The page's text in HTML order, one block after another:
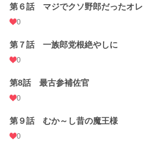
第６話 マジでクソ野郎だったオレ
0
第７話 一族郎党根絶やしに
0
第8話 最古参補佐官
0
第９話 むか～し昔の魔王様
0